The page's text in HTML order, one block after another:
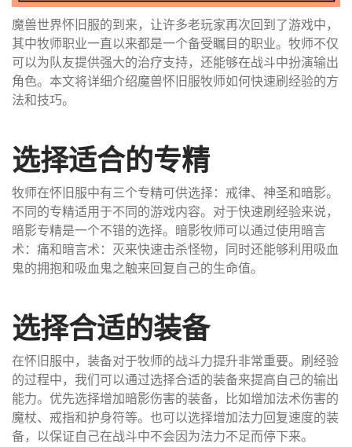
魔兽世界怀旧服的到来，让许多老玩家再次回到了游戏中，
其中牧师职业一直以来都是一个备受瞩目的职业。牧师不仅
可以为队友提供强大的治疗支持，还能够在战斗中扮演输出
角色。本文将详细介绍魔兽怀旧服牧师如何快速刷经验的方
法和技巧。
选择适合的专精
牧师在怀旧服中有三个专精可供选择：戒律、神圣和暗影。
不同的专精适用于不同的游戏内容。对于快速刷经验来说，
暗影专精是一个不错的选择。暗影牧师可以通过使用暗言
术：痛和暗言术：灭来快速击杀怪物，同时还能够利用吸血
鬼的拥抱和吸血鬼之触来回复自己的生命值。
选择合适的装备
在怀旧服中，装备对于牧师的战斗力提升非常重要。刷经验
的过程中，我们可以通过选择合适的装备来提高自己的输出
能力。优先选择增加暗影伤害的装备，比如增加法术伤害的
魔杖、戒指和护身符等。也可以选择增加法力回复速度的装
备，以保证自己在战斗中不会因为法力不足而停下来。